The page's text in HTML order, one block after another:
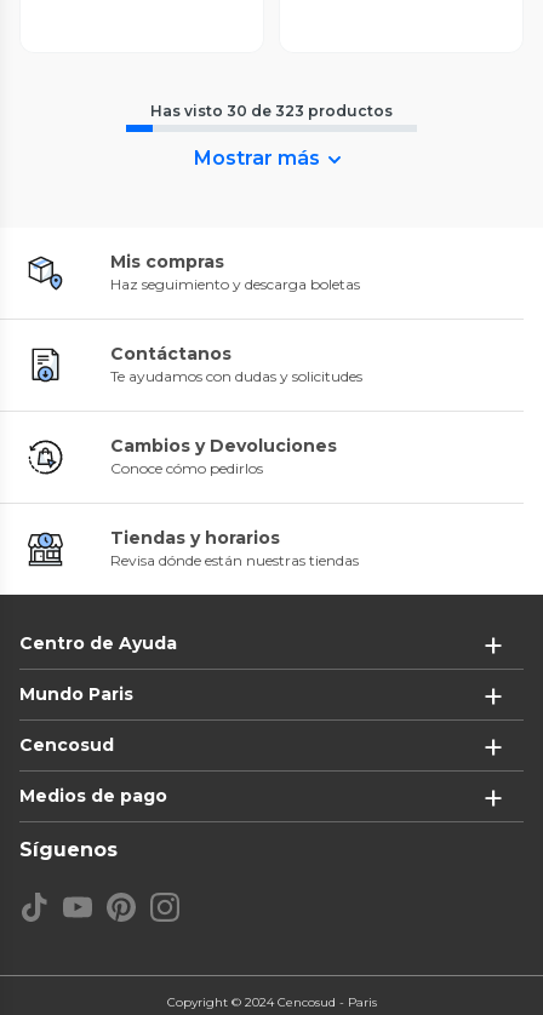
Has visto 30 de 323 productos
Mostrar más
Mis compras
Haz seguimiento y descarga boletas
Contáctanos
Te ayudamos con dudas y solicitudes
Cambios y Devoluciones
Conoce cómo pedirlos
Tiendas y horarios
Revisa dónde están nuestras tiendas
Centro de Ayuda
Mundo Paris
Cencosud
Medios de pago
Síguenos
Copyright © 2024 Cencosud - Paris